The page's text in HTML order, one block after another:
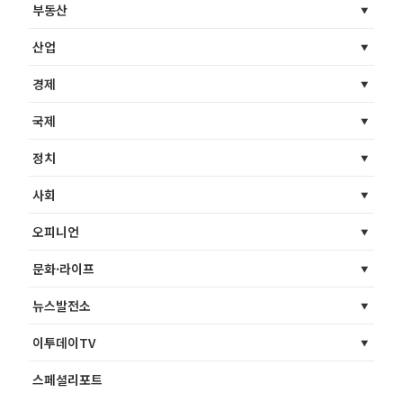
부동산
산업
경제
국제
정치
사회
오피니언
문화·라이프
뉴스발전소
이투데이TV
스페셜리포트